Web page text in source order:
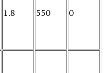
1.8 550 0